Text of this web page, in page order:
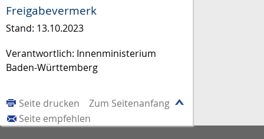
Freigabevermerk
Stand: 13.10.2023
Verantwortlich: Innenministerium
Baden-Württemberg
Zum Seitenanfang
Seite drucken
Seite empfehlen